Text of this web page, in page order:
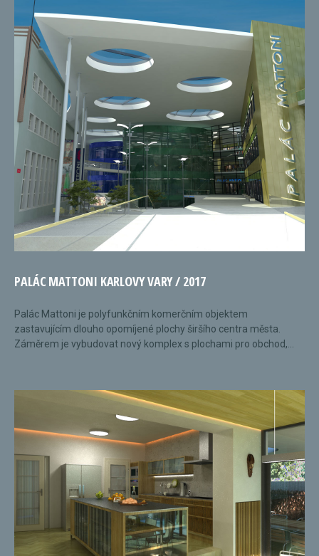
PALÁC MATTONI KARLOVY VARY / 2017
Palác Mattoni je polyfunkčním komerčním objektem
zastavujícím dlouho opomíjené plochy širšího centra města.
Záměrem je vybudovat nový komplex s plochami pro obchod,...